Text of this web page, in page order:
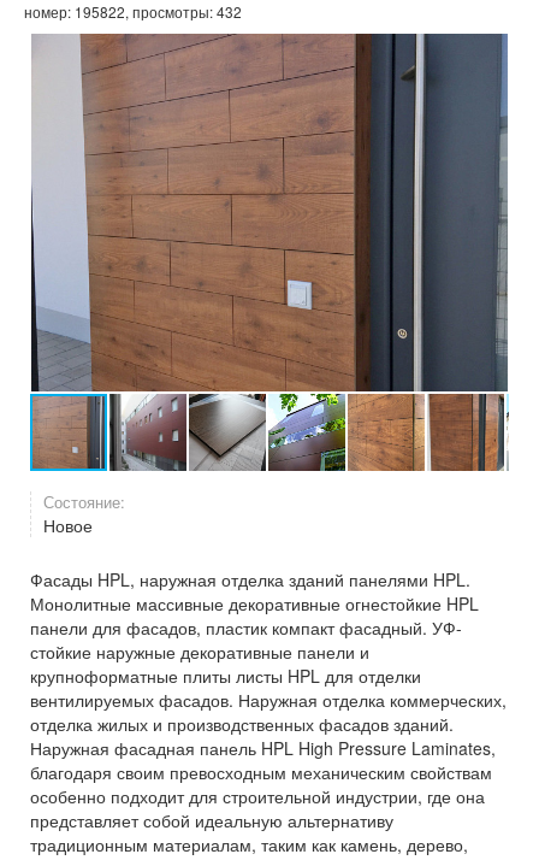
номер: 195822, просмотры: 432
Состояние:
Новое
Фасады HPL, наружная отделка зданий панелями HPL.
Монолитные массивные декоративные огнестойкие HPL
панели для фасадов, пластик компакт фасадный. УФ-
стойкие наружные декоративные панели и
крупноформатные плиты листы HPL для отделки
вентилируемых фасадов. Наружная отделка коммерческих,
отделка жилых и производственных фасадов зданий.
Наружная фасадная панель HPL High Pressure Laminates,
благодаря своим превосходным механическим свойствам
особенно подходит для строительной индустрии, где она
представляет собой идеальную альтернативу
традиционным материалам, таким как камень, дерево,